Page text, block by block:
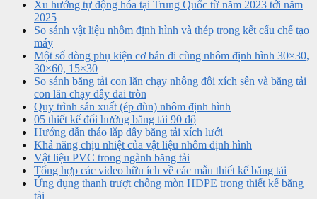
Xu hướng tự động hóa tại Trung Quốc từ năm 2023 tới năm
2025
So sánh vật liệu nhôm định hình và thép trong kết cấu chế tạo
máy
Một số dòng phụ kiện cơ bản đi cùng nhôm định hình 30×30,
30×60, 15×30
So sánh băng tải con lăn chạy nhông đôi xích sên và băng tải
con lăn chạy dây đai tròn
Quy trình sản xuất (ép đùn) nhôm định hình
05 thiết kế đổi hướng băng tải 90 độ
Hướng dẫn tháo lắp dây băng tải xích lưới
Khả năng chịu nhiệt của vật liệu nhôm định hình
Vật liệu PVC trong ngành băng tải
Tổng hợp các video hữu ích về các mẫu thiết kế băng tải
Ứng dụng thanh trượt chống mòn HDPE trong thiết kế băng
tải